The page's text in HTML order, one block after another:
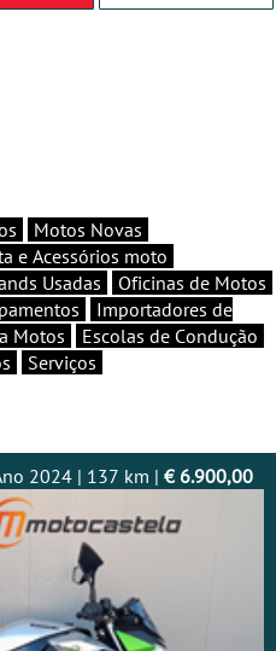
Motos Novas
e Acessórios moto
Usadas
Oficinas de Motos
Importadores de
Motos
Escolas de Condução
Serviços
2024 | 137 km | € 6.900,00